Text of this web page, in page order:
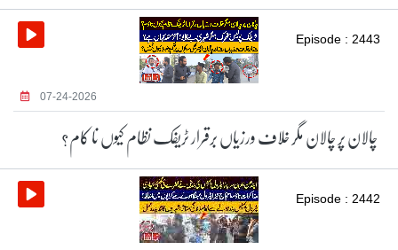
Episode : 2443
07-24-2026
چالان پر چالان مگر خلاف ورزیاں برقرار ٹریفک نظام کیوں نا کام؟
Episode : 2442